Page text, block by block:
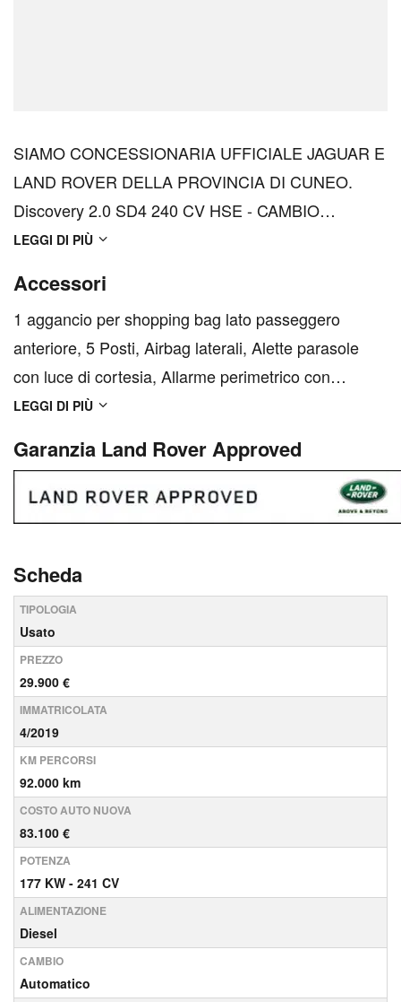
SIAMO CONCESSIONARIA UFFICIALE JAGUAR E
LAND ROVER DELLA PROVINCIA DI CUNEO.
Discovery 2.0 SD4 240 CV HSE - CAMBIO
AUTOMATICO - TRAZIONE INTEGRALE - CRUISE
COMPUTER - LINE ASSIST - FRENATA DI
EMERGENZA - RICARICA WIRELESS PER
CELLULARE - APPLE CAR PLAY/ANDROID AU...
LEGGI DI PIÙ
Accessori
1 aggancio per shopping bag lato passeggero
anteriore, 5 Posti, Airbag laterali, Alette parasole
con luce di cortesia, Allarme perimetrico con
immobilizzatore motore, Altezza volante regolabile
anteriore, Android Auto, Apertura portellone
posteriore ele...
LEGGI DI PIÙ
Garanzia Land Rover Approved
Scheda
TIPOLOGIA
Usato
PREZZO
29.900 €
IMMATRICOLATA
4/2019
KM PERCORSI
92.000 km
COSTO AUTO NUOVA
83.100 €
POTENZA
177 KW - 241 CV
ALIMENTAZIONE
Diesel
CAMBIO
Automatico